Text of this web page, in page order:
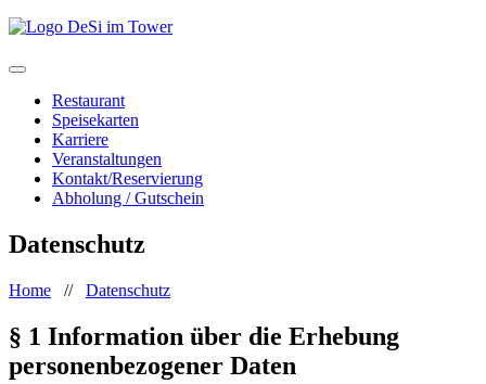
Restaurant
Speisekarten
Karriere
Veranstaltungen
Kontakt/Reservierung
Abholung / Gutschein
Datenschutz
Home // Datenschutz
§ 1 Information über die Erhebung
personenbezogener Daten